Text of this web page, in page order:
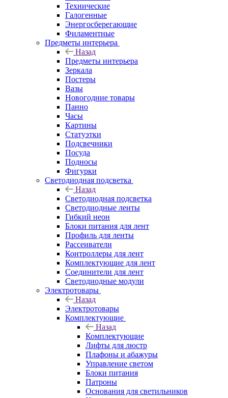
Технические
Галогенные
Энергосберегающие
Филаментные
Предметы интерьера
Назад
Предметы интерьера
Зеркала
Постеры
Вазы
Новогодние товары
Панно
Часы
Картины
Статуэтки
Подсвечники
Посуда
Подносы
Фигурки
Светодиодная подсветка
Назад
Светодиодная подсветка
Светодиодные ленты
Гибкий неон
Блоки питания для лент
Профиль для ленты
Рассеиватели
Контроллеры для лент
Комплектующие для лент
Соединители для лент
Светодиодные модули
Электротовары
Назад
Электротовары
Комплектующие
Назад
Комплектующие
Лифты для люстр
Плафоны и абажуры
Управление светом
Блоки питания
Патроны
Основания для светильников